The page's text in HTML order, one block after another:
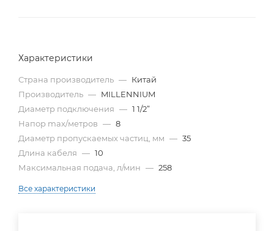
Характеристики
Страна производитель — Китай
Производитель — MILLENNIUM
Диаметр подключения — 1 1/2”
Напор max/метров — 8
Диаметр пропускаемых частиц, мм — 35
Длина кабеля — 10
Максимальная подача, л/мин — 258
Все характеристики